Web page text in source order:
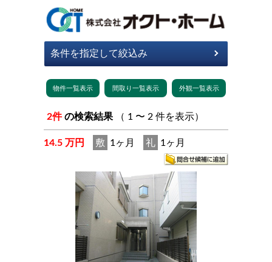
2件 の検索結果 （ 1 〜 2 件を表示）
14.5 万円 敷 1ヶ月 礼 1ヶ月